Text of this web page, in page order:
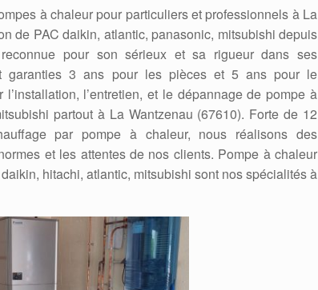
à chaleur pour particuliers et professionnels à La
de PAC daikin, atlantic, panasonic, mitsubishi depuis
pour son sérieux et sa rigueur dans ses
garanties 3 ans pour les pièces et 5 ans pour le
l’entretien, et le dépannage de pompe à
partout à La Wantzenau (67610). Forte de 12
par pompe à chaleur, nous réalisons des
et les attentes de nos clients. Pompe à chaleur
hitachi, atlantic, mitsubishi sont nos spécialités à